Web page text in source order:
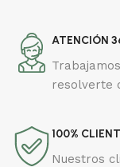
ATENCIÓN
resolverte
100%
Nuestros